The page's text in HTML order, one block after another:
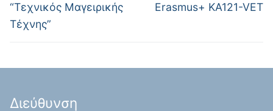
“Τεχνικός Μαγειρικής
Τέχνης”
Erasmus+ KA121-VET
Διεύθυνση